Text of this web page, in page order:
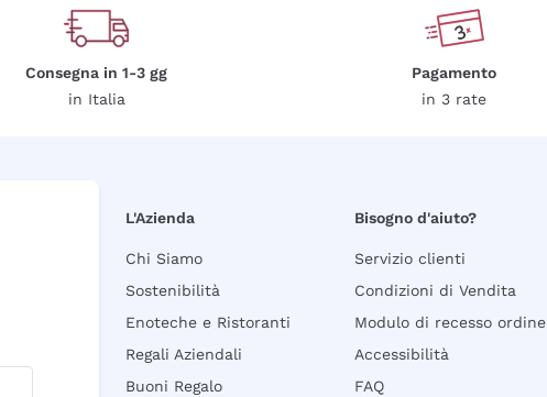
Consegna in 1-3 gg
in Italia
Pagamento
in 3 rate
L'Azienda
Chi Siamo
Sostenibilità
Enoteche e Ristoranti
Regali Aziendali
Buoni Regalo
Bisogno d'aiuto?
Servizio clienti
Condizioni di Vendita
Modulo di recesso ordine
Accessibilità
FAQ